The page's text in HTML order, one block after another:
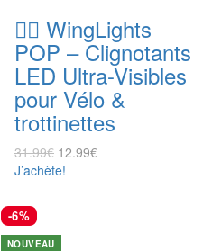
🚴‍♂️ WingLights
POP – Clignotants
LED Ultra-Visibles
pour Vélo &
trottinettes
31.99€ 12.99€
J’achète!
-6%
NOUVEAU